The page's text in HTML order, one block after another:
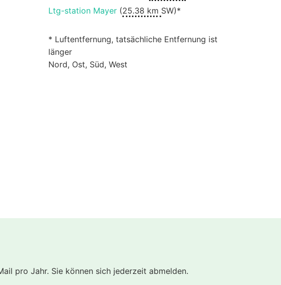
Ltg-station Mayer(25.38 km SW)*
* Luftentfernung, tatsächliche Entfernung ist
länger
Nord, Ost, Süd, West
pro Jahr. Sie können sich jederzeit abmelden.